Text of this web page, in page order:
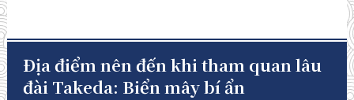
Địa điểm nên đến khi tham quan lâu
đài Takeda: Biển mây bí ẩn